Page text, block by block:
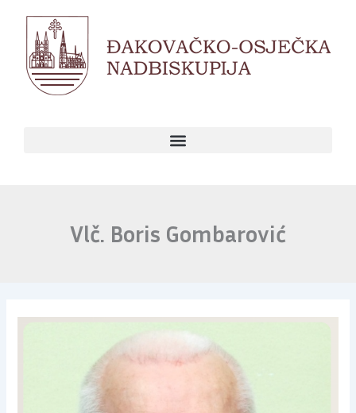
content
Vlč. Boris Gombarović